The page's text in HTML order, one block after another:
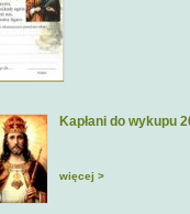
Kapłani do wykupu
więcej >